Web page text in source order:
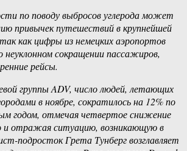
по поводу выбросов углерода может
привычек путешествий в крупнейшей
как цифры из немецких аэропортов
сокращении пассажиров,
рейсы.
группы ADV, число людей, летающих
в ноябре, сократилось на 12% по
годом, отмечая четвертое снижение
и отражая ситуацию, возникающую в
подросток Грета Тунберг возглавляет